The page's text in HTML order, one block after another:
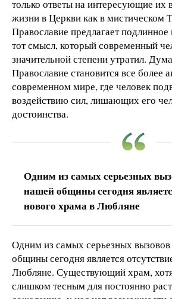
только ответы на интересующие их
жизни в Церкви как в мистическом
Православие предлагает
тот смысл, который современный
значительной степени утратил.
Православие становится все более
современном мире, где человек
воздействию сил, лишающих его
достоинства.
Одним из самых серьезных
нашей общины сегодня
нового храма в Любляне
Одним из самых серьезных
общины сегодня является
Любляне. Существующий храм,
слишком тесным для постоянно